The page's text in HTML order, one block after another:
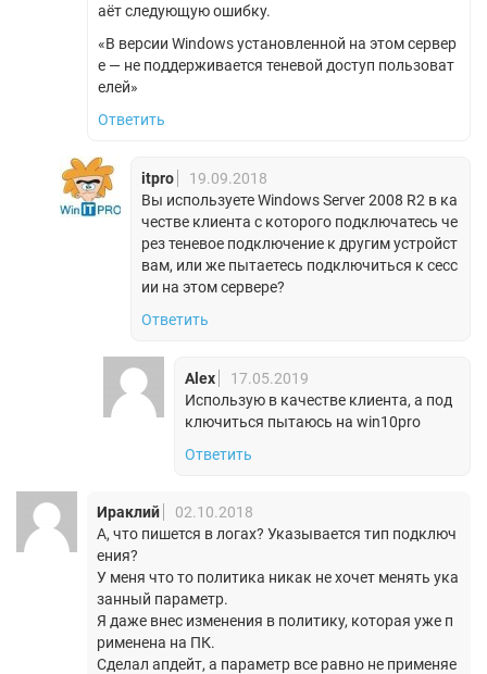
аёт следующую ошибку.
«В версии Windows установленной на этом сервер
е — не поддерживается теневой доступ пользоват
елей»
Ответить
itpro
19.09.2018
Вы используете Windows Server 2008 R2 в ка
честве клиента с которого подключатесь че
рез теневое подключение к другим устройст
вам, или же пытаетесь подключиться к сесс
ии на этом сервере?
Ответить
Alex
17.05.2019
Использую в качестве клиента, а под
ключиться пытаюсь на win10pro
Ответить
Ираклий
02.10.2018
А, что пишется в логах? Указывается тип подключ
ения?
У меня что то политика никак не хочет менять ука
занный параметр.
Я даже внес изменения в политику, которая уже п
рименена на ПК.
Сделал апдейт, а параметр все равно не применяе